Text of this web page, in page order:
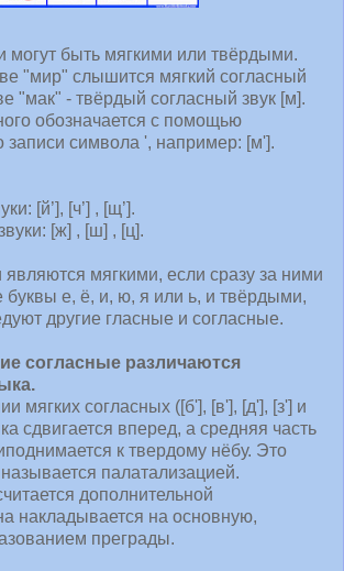
могут быть мягкими или твёрдыми.
"мир" слышится мягкий согласный
"мак" - твёрдый согласный звук [м].
обозначается с помощью
записи символа ', например: [м'].
[й’], [ч’] , [щ’].
[ж] , [ш] , [ц].
мягкими, если сразу за ними
буквы е, ё, и, ю, я или ь, и твёрдыми,
другие гласные и согласные.
согласные различаются
мягких согласных ([б'], [в'], [д'], [з'] и
сдвигается вперед, а средняя часть
к твердому нёбу. Это
палатализацией.
дополнительной
накладывается на основную,
преграды.